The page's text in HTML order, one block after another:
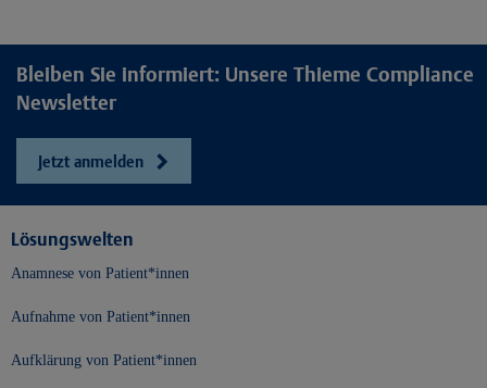
Bleiben Sie informiert: Unsere Thieme Compliance
Newsletter
Jetzt anmelden
Lösungswelten
Anamnese von Patient*innen
Aufnahme von Patient*innen
Aufklärung von Patient*innen